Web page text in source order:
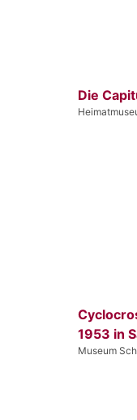
Die
1953 in
Museum